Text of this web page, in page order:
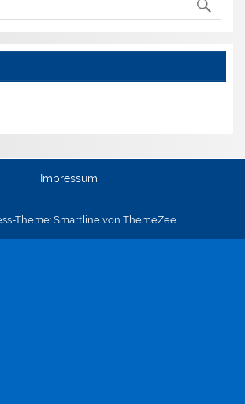
Impressum
Theme: Smartline von ThemeZee.